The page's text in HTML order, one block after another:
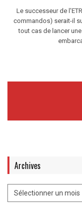
Le successeur de
commandos) serait-il
tout cas de lancer
Archives